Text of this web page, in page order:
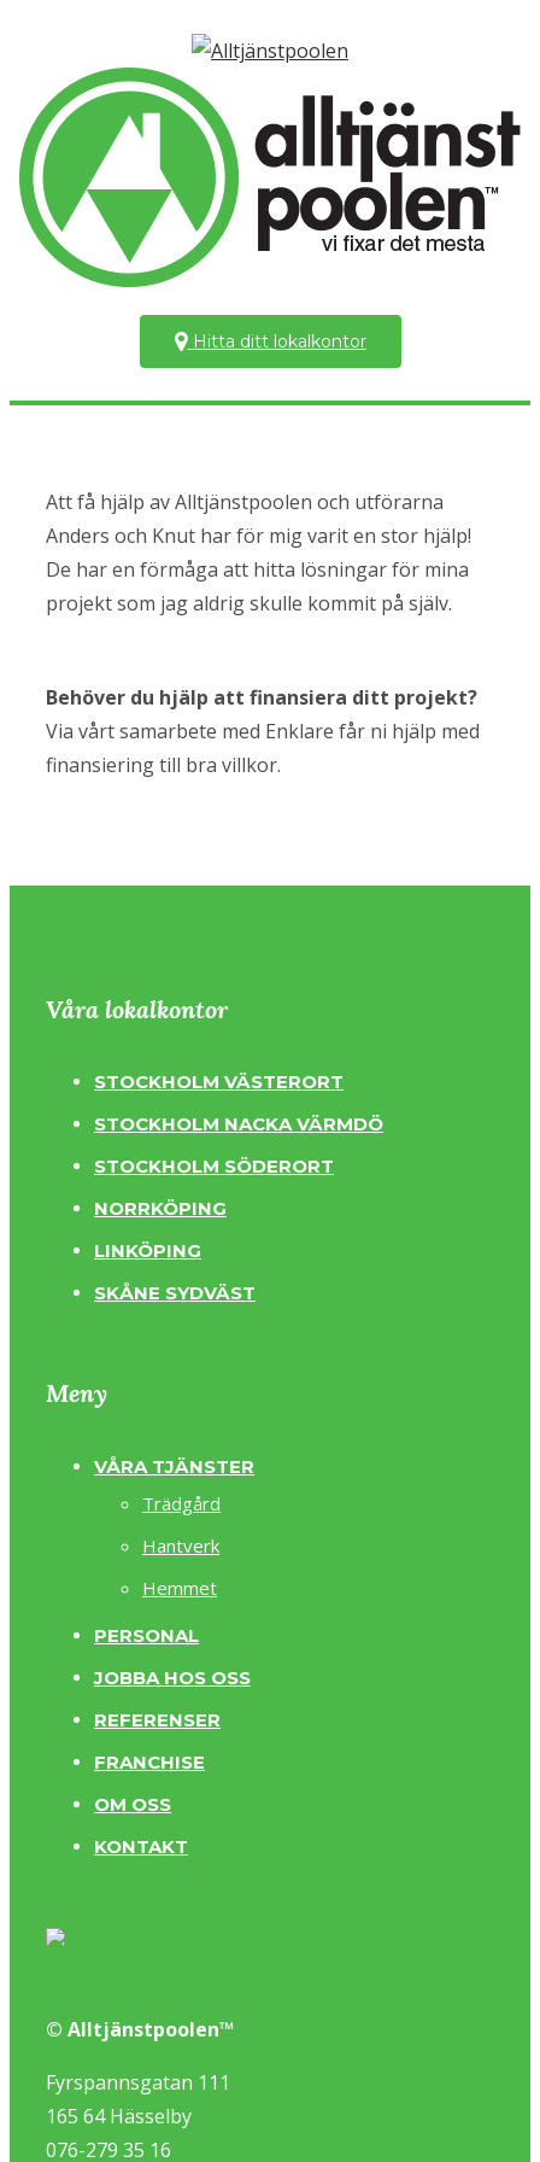
Hitta ditt lokalkontor
Att få hjälp av Alltjänstpoolen och utförarna
Anders och Knut har för mig varit en stor hjälp!
De har en förmåga att hitta lösningar för mina
projekt som jag aldrig skulle kommit på själv.
Behöver du hjälp att finansiera ditt projekt?
Via vårt samarbete med Enklare får ni hjälp med
finansiering till bra villkor.
Våra lokalkontor
STOCKHOLM VÄSTERORT
STOCKHOLM NACKA VÄRMDÖ
STOCKHOLM SÖDERORT
NORRKÖPING
LINKÖPING
SKÅNE SYDVÄST
Meny
VÅRA TJÄNSTER
Trädgård
Hantverk
Hemmet
PERSONAL
JOBBA HOS OSS
REFERENSER
FRANCHISE
OM OSS
KONTAKT
© Alltjänstpoolen™
Fyrspannsgatan 111
165 64 Hässelby
076-279 35 16